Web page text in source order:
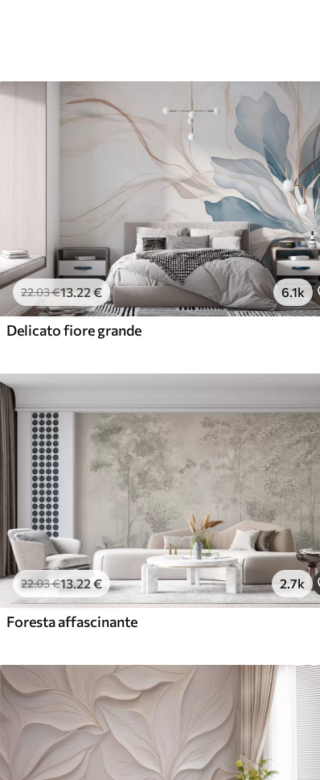
22.03€13.22 € 6.1k
Delicato fiore grande
22.03€13.22€ 2.7k
Foresta affascinante